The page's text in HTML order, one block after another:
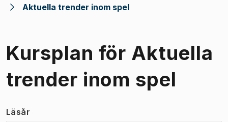
Aktuella trender inom spel
Kursplan för Aktuella
trender inom spel
Läsår